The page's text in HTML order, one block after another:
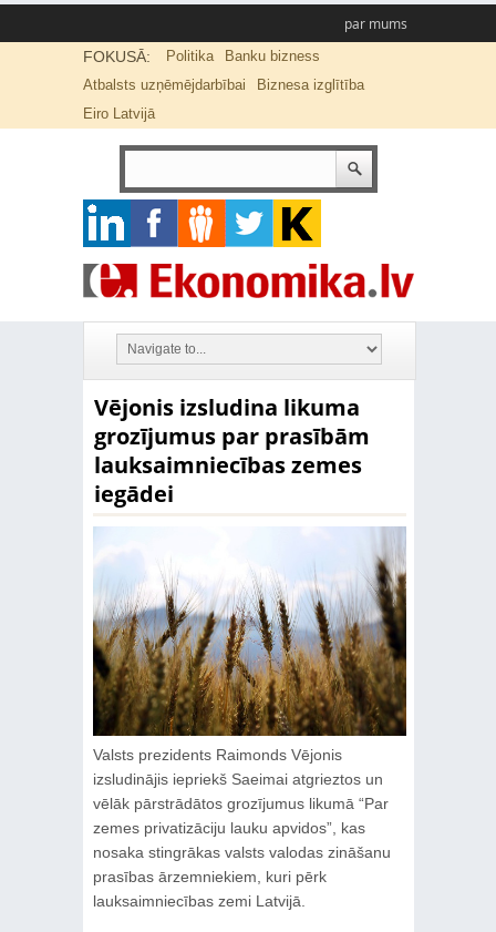
par mums
FOKUSĀ: Politika
Banku bizness
Atbalsts uzņēmējdarbībai
Biznesa izglītība
Eiro Latvijā
Vējonis izsludina likuma
grozījumus par prasībām
lauksaimniecības zemes
iegādei
Valsts prezidents Raimonds Vējonis
izsludinājis iepriekš Saeimai atgrieztos un
vēlāk pārstrādātos grozījumus likumā “Par
zemes privatizāciju lauku apvidos”, kas
nosaka stingrākas valsts valodas zināšanu
prasības ārzemniekiem, kuri pērk
lauksaimniecības zemi Latvijā.